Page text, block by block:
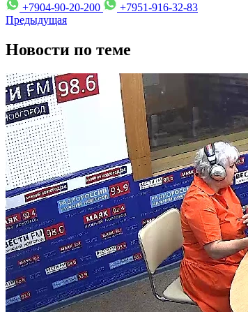
+7904-90-20-200
+7951-916-32-83
Предыдущая
Новости по теме